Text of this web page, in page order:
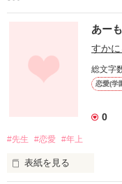
あー
すか
総文字
恋愛(学
0
#先生 #恋愛 #年上
表紙を見る